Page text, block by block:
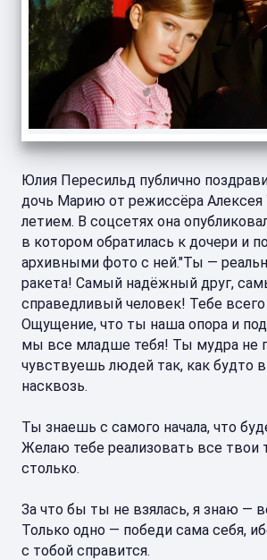
Юлия Пересильд публично
дочь Марию от режиссёра Алексея
летием. В соцсетях она
в котором обратилась к дочери и
архивными фото с ней."Ты —
ракета! Самый надёжный друг,
справедливый человек! Тебе всего
Ощущение, что ты наша опора и
мы все младше тебя! Ты мудра не
чувствуешь людей так, как будто
насквозь.
Ты знаешь с самого начала, что
Желаю тебе реализовать все твои
столько.
За что бы ты не взялась, я знаю —
Только одно — победи сама себя,
с тобой справится.